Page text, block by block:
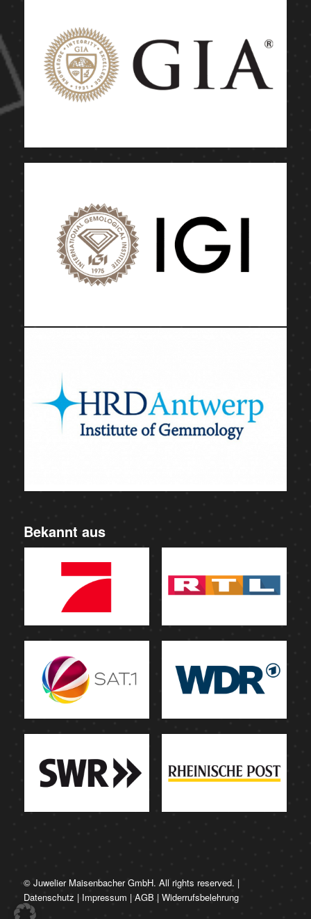
Bekannt aus
© Juwelier Maisenbacher GmbH. All rights reserved. |
Datenschutz | Impressum | AGB | Widerrufsbelehrung